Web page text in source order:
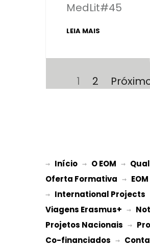
MedLit#45
LEIA MAIS
artigos
Página
1 Página
2
→ Início → O EOM →
Oferta Formativa →
→ International Projects
Viagens Erasmus+ →
Projetos Nacionais →
Co-financiados →